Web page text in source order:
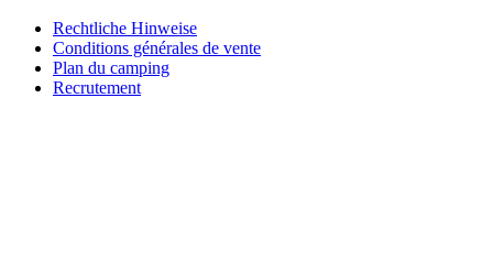
Rechtliche Hinweise
Conditions générales de vente
Plan du camping
Recrutement